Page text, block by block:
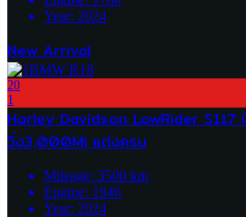
Year: 2024
New Arrival
20
1
Harley Davidson LowRider S117
วิ่ง3,000Mi แต่งครบ
Mileage: 3500 km
Engine: 1946
Year: 2024